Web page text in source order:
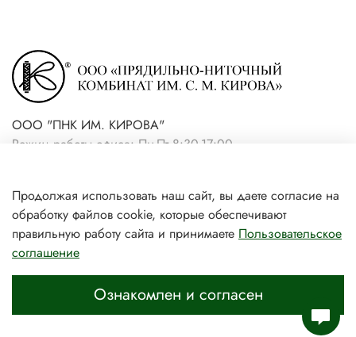
ООО "ПНК ИМ. КИРОВА"
Режим работы офиса: Пн-Пт 8:30-17:00
магазин)
+7(931) 239-81-06 (розничный
магазин)
Профиль
Продолжая использовать наш сайт, вы даете согласие на
обработку файлов cookie, которые обеспечивают
правильную работу сайта и принимаете Пользовательское
соглашение
Ознакомлен и согласен